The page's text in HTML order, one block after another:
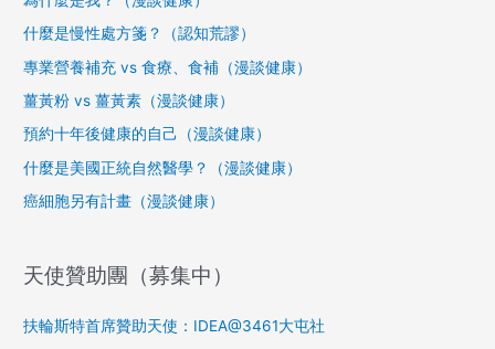
什麼是慢性處方箋？（認知荒謬）
專業營養補充 vs 食療、食補（漫談健康）
薑黃粉 vs 薑黃素（漫談健康）
預約十年後健康的自己（漫談健康）
什麼是美國正統自然醫學？（漫談健康）
癌細胞另有計畫（漫談健康）
天使贊助團（募集中）
扶輪斯特首席贊助天使：IDEA@3461大屯社